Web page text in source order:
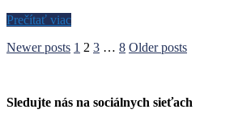
Prečítať viac
Stránkovanie
Newer posts 1 2 3 … 8 Older posts
Sledujte nás na sociálnych sieťach